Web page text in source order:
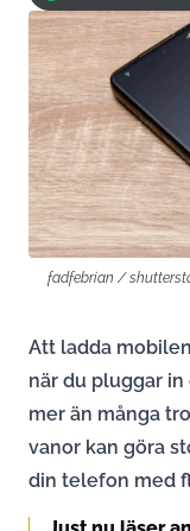
fadfebrian /
Att ladda
när du pluggar
mer än många
vanor kan göra
din telefon med